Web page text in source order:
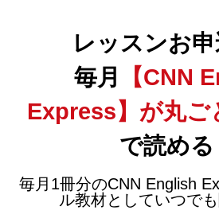
レッスンお申
毎月
【CNN
Express】が丸ご
で読める
毎月1冊分のCNN English
ル教材としていつでも